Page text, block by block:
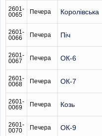
2601-
0065
Печера Королівська
2601-
0066
Печера Піч
2601-
0067
Печера ОК-6
2601-
0068
Печера ОК-7
2601-
0069
Печера Козь
2601-
0070
Печера ОК-9